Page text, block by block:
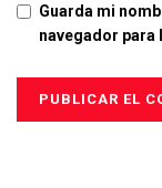
Guarda mi
navegador para